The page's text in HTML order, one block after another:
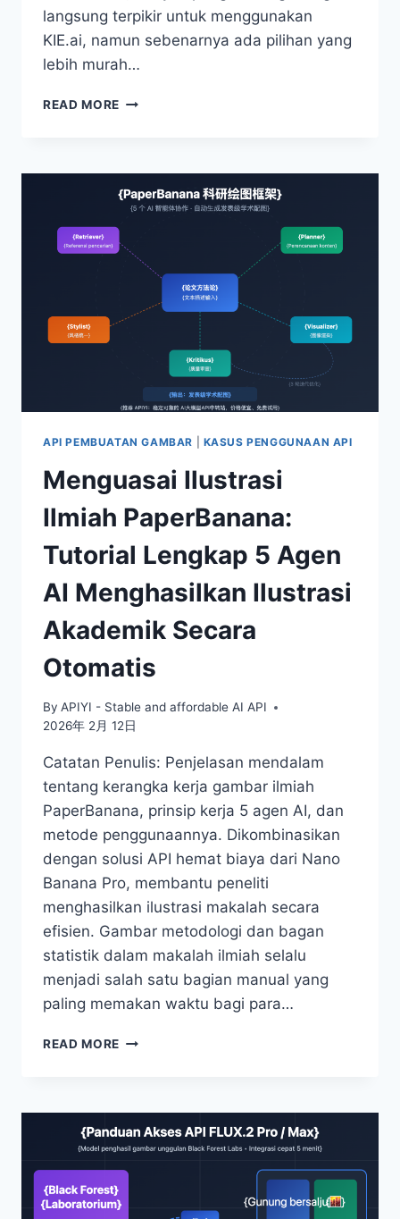
langsung terpikir untuk menggunakan
KIE.ai, namun sebenarnya ada pilihan yang
lebih murah…
READ MORE TUTORIAL
NANO
BANANA
PRO:
44%
LEBIH
MURAH
KIE.AI,
INTEGRASI
GOOGLE
API PEMBUATAN GAMBAR KASUS PENGGUNAAN API
Menguasai Ilustrasi
Ilmiah PaperBanana:
Tutorial Lengkap 5 Agen
AI Menghasilkan Ilustrasi
Akademik Secara
Otomatis
By APIYI - Stable and affordable AI API
2026年 2月 12日
Catatan Penulis: Penjelasan mendalam
tentang kerangka kerja gambar ilmiah
PaperBanana, prinsip kerja 5 agen AI, dan
metode penggunaannya. Dikombinasikan
dengan solusi API hemat biaya dari Nano
Banana Pro, membantu peneliti
menghasilkan ilustrasi makalah secara
efisien. Gambar metodologi dan bagan
statistik dalam makalah ilmiah selalu
menjadi salah satu bagian manual yang
paling memakan waktu bagi para…
READ MORE MENGUASAI
TUTORIAL
LENGKAP
5
AGEN
MENGHASILKAN